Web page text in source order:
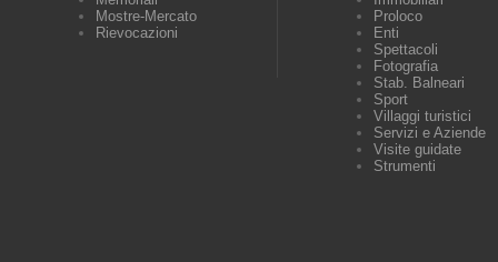
Mostre-Mercato
Rievocazioni
Proloco
Enti
Spettacoli
Fotografia
Stab. Balneari
Sport
Villaggi turistici
Servizi e Aziende
Visite guidate
Strumenti